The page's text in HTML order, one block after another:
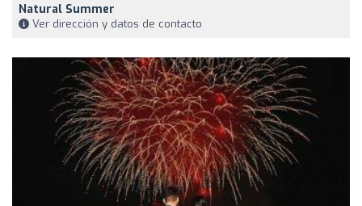
Natural Summer
Ver dirección y datos de contacto